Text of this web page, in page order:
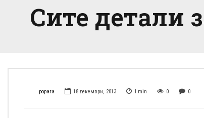
Сите детали
popara 18 декември, 2013 1 min 0 0